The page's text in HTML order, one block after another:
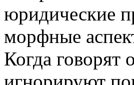
юридические
морфные
Когда го­ворят